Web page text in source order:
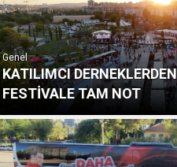
Genel
KATILIMCI DERNEKLERDEN
FESTİVALE TAM NOT